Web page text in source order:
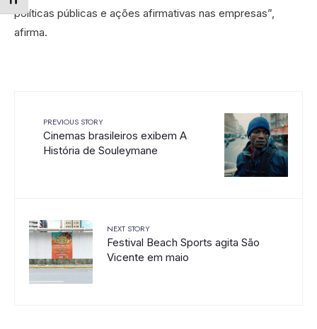
Alternar tamanho da fonte
políticas públicas e ações afirmativas nas empresas”,
afirma.
PREVIOUS STORY
Cinemas brasileiros exibem A
História de Souleymane
NEXT STORY
Festival Beach Sports agita São
Vicente em maio